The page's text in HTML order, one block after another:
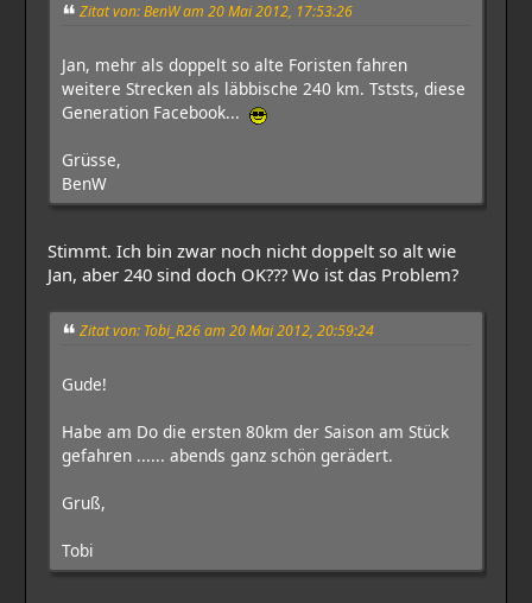
Zitat von: BenW am 20 Mai 2012, 17:53:26
Jan, mehr als doppelt so alte Foristen fahren
weitere Strecken als läbbische 240 km. Tststs, diese
Generation Facebook...
Grüsse,
BenW
Stimmt. Ich bin zwar noch nicht doppelt so alt wie
Jan, aber 240 sind doch OK??? Wo ist das Problem?
Zitat von: Tobi_R26 am 20 Mai 2012, 20:59:24
Gude!
Habe am Do die ersten 80km der Saison am Stück
gefahren ...... abends ganz schön gerädert.
Gruß,
Tobi